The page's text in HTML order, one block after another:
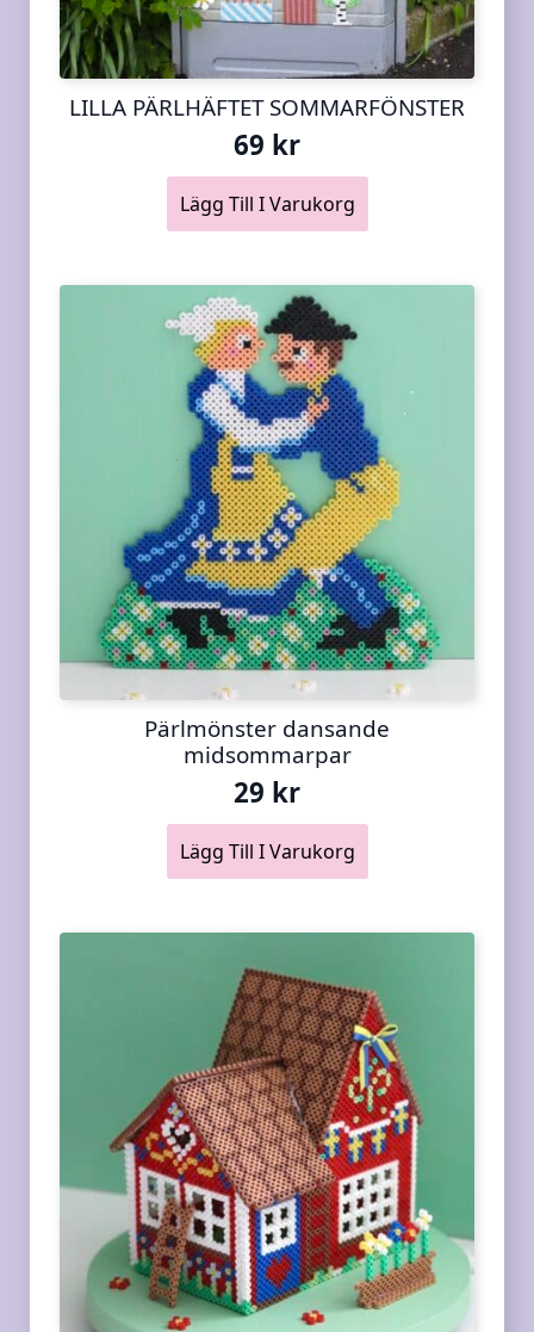
LILLA PÄRLHÄFTET SOMMARFÖNSTER
69 kr
Lägg Till I Varukorg
Pärlmönster dansande
midsommarpar
29 kr
Lägg Till I Varukorg